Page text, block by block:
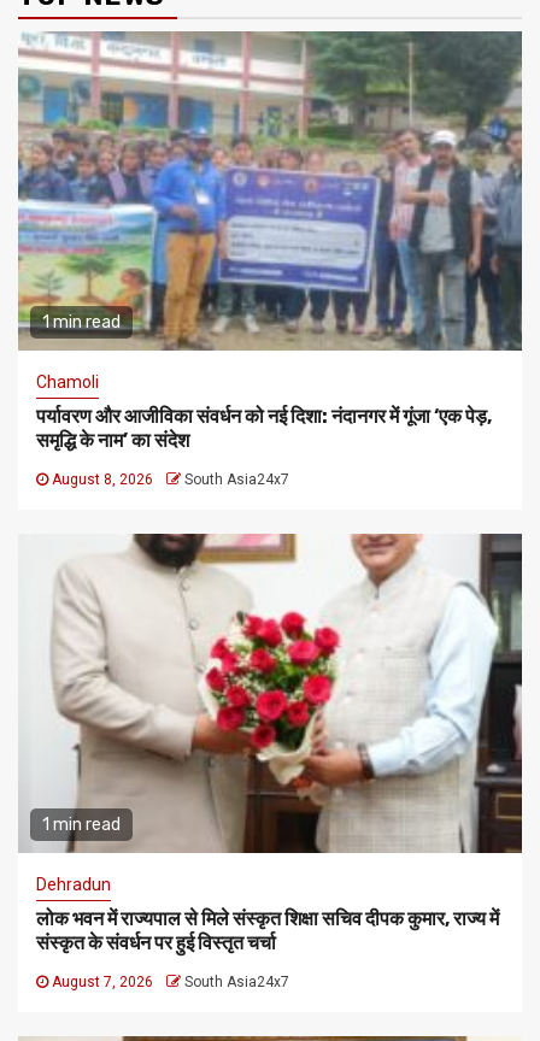
1 min read
Chamoli
पर्यावरण और आजीविका संवर्धन को नई दिशा: नंदानगर में गूंजा ‘एक पेड़,
समृद्धि के नाम’ का संदेश
August 8, 2026 South Asia24x7
1 min read
Dehradun
लोक भवन में राज्यपाल से मिले संस्कृत शिक्षा सचिव दीपक कुमार, राज्य में
संस्कृत के संवर्धन पर हुई विस्तृत चर्चा
August 7, 2026 South Asia24x7